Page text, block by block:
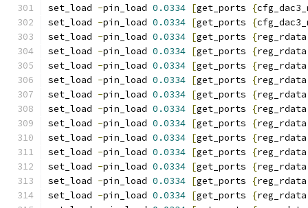
set_load -pin_load 0.0334 [get_ports {
set_load -pin_load 0.0334 [get_ports {
set_load -pin_load 0.0334 [get_ports {reg_rdata
set_load -pin_load 0.0334 [get_ports {reg_rdata
set_load -pin_load 0.0334 [get_ports {reg_rdata
set_load -pin_load 0.0334 [get_ports {reg_rdata
set_load -pin_load 0.0334 [get_ports {reg_rdata
set_load -pin_load 0.0334 [get_ports {reg_rdata
set_load -pin_load 0.0334 [get_ports {reg_rdata
set_load -pin_load 0.0334 [get_ports {reg_rdata
set_load -pin_load 0.0334 [get_ports {reg_rdata
set_load -pin_load 0.0334 [get_ports {reg_rdata
set_load -pin_load 0.0334 [get_ports {reg_rdata
set_load -pin_load 0.0334 [get_ports {reg_rdata